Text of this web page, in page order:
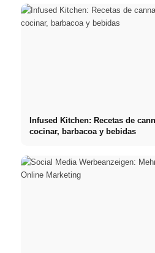
Infused Kitchen: Recetas de
cocinar, barbacoa y bebidas